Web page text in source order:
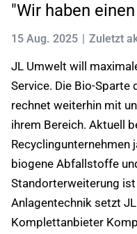
"Wir haben
15 Aug. 2025 Zuletzt
JL Umwelt will
Service. Die Bio-Sparte
rechnet weiterhin mit
ihrem Bereich. Aktuell
Recyclingunternehmen
biogene Abfallstoffe
Standorterweiterung ist
Anlagentechnik setzt
Komplettanbieter